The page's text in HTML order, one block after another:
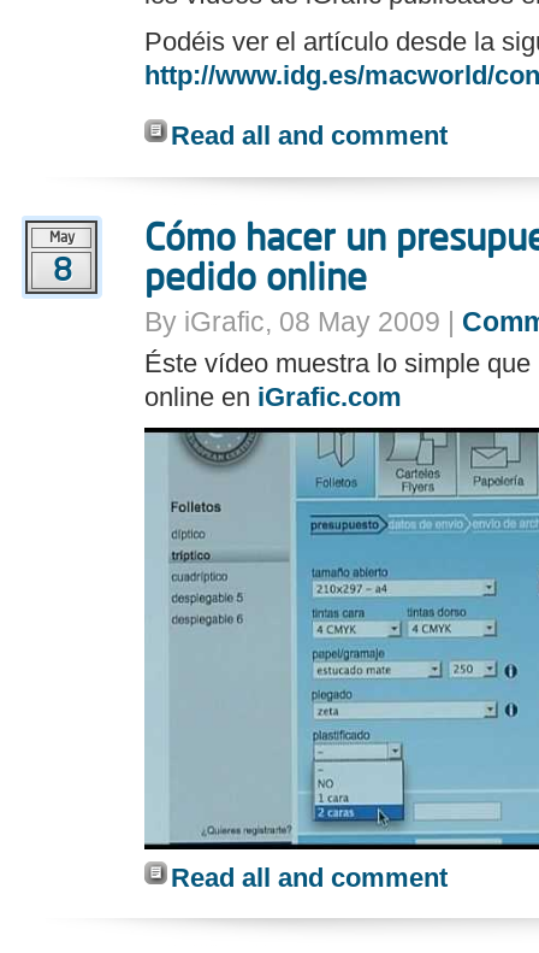
Podéis ver el artículo desde la
http://www.idg.es/macworld/
Read all and comment
May
8
Cómo hacer un
pedido online
By iGrafic, 08 May 2009 |
Éste vídeo muestra lo simple
online en iGrafic.com
Read all and comment